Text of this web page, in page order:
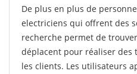
De plus en plus de
electriciens qui offrent des
recherche permet de
déplacent pour réaliser des
les clients. Les utilisateurs